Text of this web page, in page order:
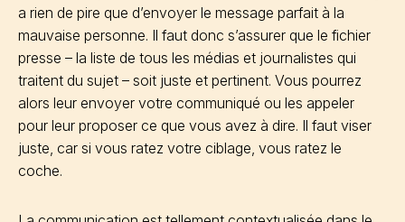
a rien de pire que d’envoyer le message parfait à la
mauvaise personne. Il faut donc s’assurer que le fichier
presse – la liste de tous les médias et journalistes qui
traitent du sujet – soit juste et pertinent. Vous pourrez
alors leur envoyer votre communiqué ou les appeler
pour leur proposer ce que vous avez à dire. Il faut viser
juste, car si vous ratez votre ciblage, vous ratez le
coche.